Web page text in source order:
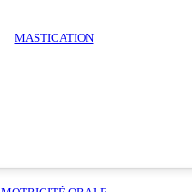
MASTICATION